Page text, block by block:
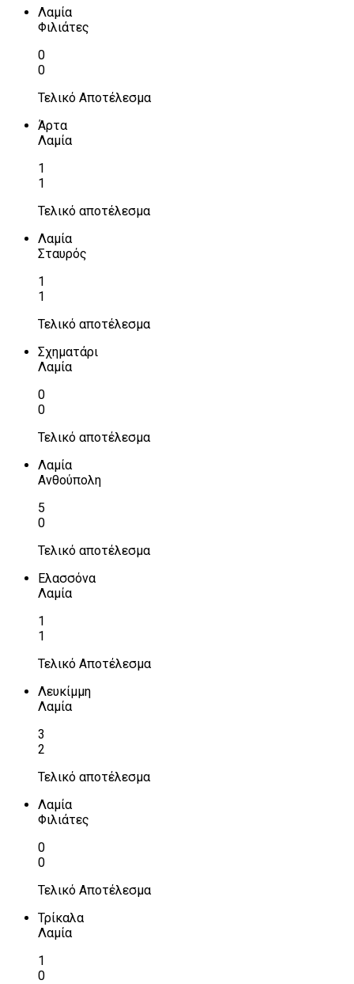
Λαμία
Φιλιάτες
0
0
Τελικό Αποτέλεσμα
Άρτα
Λαμία
1
1
Τελικό αποτέλεσμα
Λαμία
Σταυρός
1
1
Τελικό αποτέλεσμα
Σχηματάρι
Λαμία
0
0
Τελικό αποτέλεσμα
Λαμία
Ανθούπολη
5
0
Τελικό αποτέλεσμα
Ελασσόνα
Λαμία
1
1
Τελικό Αποτέλεσμα
Λευκίμμη
Λαμία
3
2
Τελικό αποτέλεσμα
Λαμία
Φιλιάτες
0
0
Τελικό Αποτέλεσμα
Τρίκαλα
Λαμία
1
0